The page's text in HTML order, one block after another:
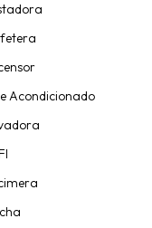
Acondicionado